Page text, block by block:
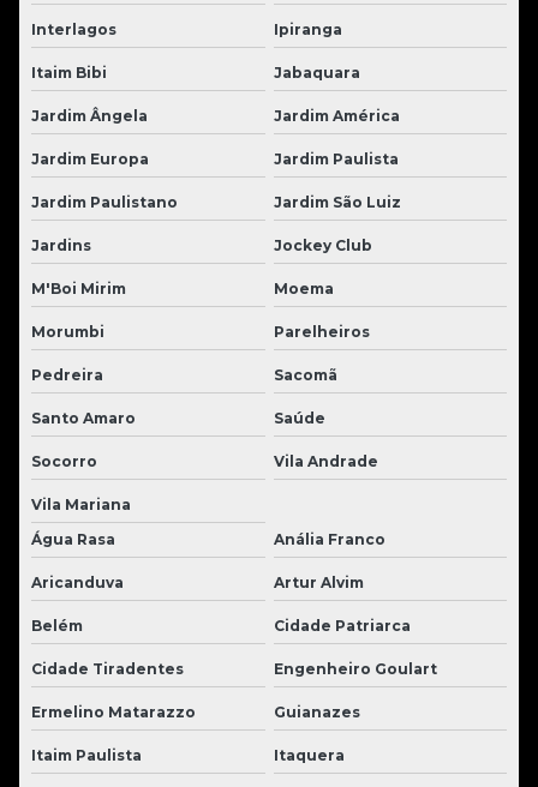
Interlagos Ipiranga
Itaim Bibi Jabaquara
Jardim Ângela Jardim América
Jardim Europa Jardim Paulista
Jardim Paulistano Jardim São Luiz
Jardins Jockey Club
M'Boi Mirim Moema
Morumbi Parelheiros
Pedreira Sacomã
Santo Amaro Saúde
Socorro Vila Andrade
Vila Mariana
Água Rasa
Anália Franco
Aricanduva Artur Alvim
Belém Cidade Patriarca
Cidade Tiradentes Engenheiro Goulart
Ermelino Matarazzo Guianazes
Itaim Paulista Itaquera